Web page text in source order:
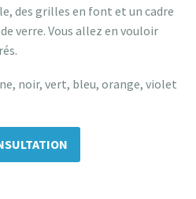
des grilles en font et un cadre
verre. Vous allez en vouloir
noir, vert, bleu, orange, violet